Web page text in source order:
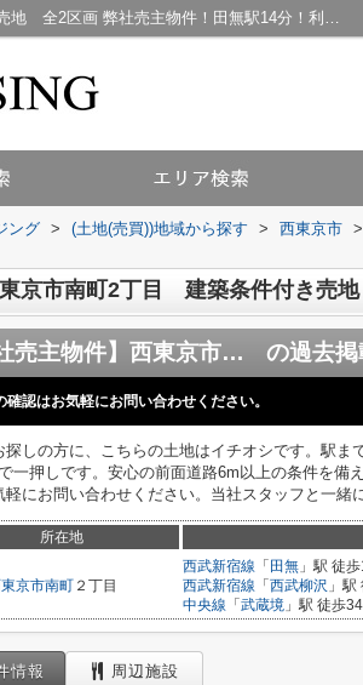
【弊社売主物件】西東京市南町2丁目 建築条件付き売地 全2区画 弊社売主物件！田無駅14分！利便...／小金井市周辺の不動産情報／株式会社トータルハウジング
ング > (土地(売買))地域から探す > 西東京市 >
東京市南町2丁目 建築条件付き売
【弊社売主物件】西東京市南町2丁目 建築条件付き売地 全2区画 の過去
確認はお気軽にお問い合わせください。
探しの方に、こちらの土地はイチオシです。駅
一押しです。安心の前面道路6m以上の条件を備
軽にお問い合わせください。当社スタッフと一緒
所在地
京市南町 ２丁目
西武新宿線 「 田無 」駅 徒
西武新宿線 「 西武柳沢 」
中央線 「 武蔵境 」駅 徒歩
情報 周辺施設